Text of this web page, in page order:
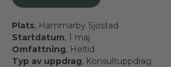
Plats, Hammarby Sjöstad
Startdatum, 1 maj
Omfattning, Heltid
Typ av uppdrag, Konsultuppdrag